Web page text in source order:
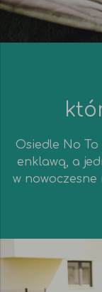
Osiedle No
enklawą, a
w